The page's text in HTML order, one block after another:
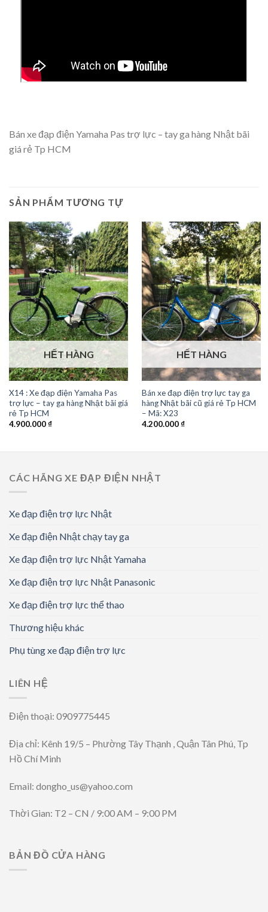
Bán xe đạp điện Yamaha Pas trợ lực – tay ga hàng Nhật bãi
giá rẻ Tp HCM
SẢN PHẨM TƯƠNG TỰ
HẾT HÀNG
X14 : Xe đạp điện Yamaha Pas
trợ lực – tay ga hàng Nhật bãi giá
rẻ Tp HCM
4.900.000₫
HẾT HÀNG
Bán xe đạp điện trợ lực tay ga
hàng Nhật bãi cũ giá rẻ Tp HCM
– Mã: X23
4.200.000₫
CÁC HÃNG XE ĐẠP ĐIỆN NHẬT
Xe đạp điện trợ lực Nhật
Xe đạp điện Nhật chạy tay ga
Xe đạp điện trợ lực Nhật Yamaha
Xe đạp điện trợ lực Nhật Panasonic
Xe đạp điện trợ lực thể thao
Thương hiệu khác
Phụ tùng xe đạp điện trợ lực
LIÊN HỆ
Điện thoại: 0909775445
Địa chỉ: Kênh 19/5 – Phường Tây Thạnh , Quận Tân Phú, Tp
Hồ Chí Minh
Email: dongho_us@yahoo.com
Thời Gian: T2 – CN / 9:00 AM – 9:00 PM
BẢN ĐỒ CỬA HÀNG